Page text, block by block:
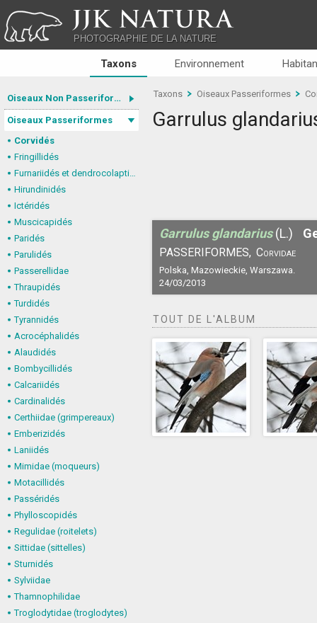
JJK NATURA
PHOTOGRAPHIE DE LA NATURE
Taxons Environnement
Oiseaux Non Passeriformes
Oiseaux Passeriformes
Corvidés
Fringillidés
Furnariidés et dendrocolaptidés
Hirundinidés
Ictéridés
Muscicapidés
Paridés
Parulidés
Passerellidae
Thraupidés
Turdidés
Tyrannidés
Acrocéphalidés
Alaudidés
Bombycillidés
Calcariidés
Cardinalidés
Certhiidae (grimpereaux)
Emberizidés
Laniidés
Mimidae (moqueurs)
Motacillidés
Passéridés
Phylloscopidés
Regulidae (roitelets)
Sittidae (sittelles)
Sturnidés
Sylviidae
Thamnophilidae
Troglodytidae (troglodytes)
Taxons Oiseaux Passeriformes
Garrulus
Garrulus glandarius (L.)
PASSERIFORMES, Corvidae
Polska, Mazowieckie, Warszawa.
24/03/2013
TOUT DE L'ALBUM